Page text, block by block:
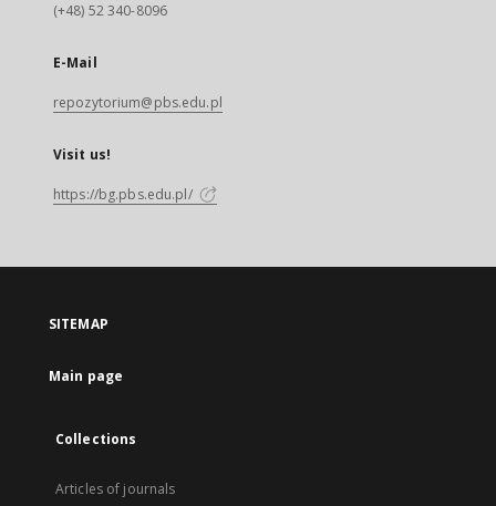
(+48) 52 340-8096
E-Mail
repozytorium@pbs.edu.pl
Visit us!
https://bg.pbs.edu.pl/
SITEMAP
Main page
Collections
Articles of journals